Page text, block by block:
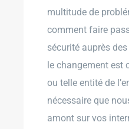
multitude de
comment faire
sécurité auprès
le changement est
ou telle entité de
nécessaire que
amont sur vos